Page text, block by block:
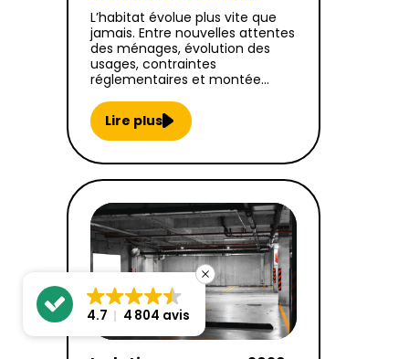
L’habitat évolue plus vite que
jamais. Entre nouvelles attentes
des ménages, évolution des
usages, contraintes
réglementaires et montée…
Lire plus
4.7 4 804 avis